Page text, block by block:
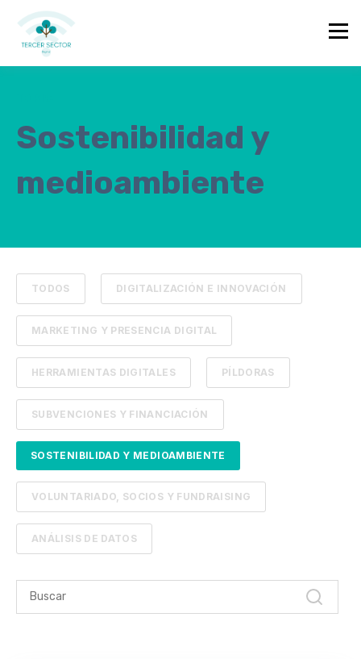
Sostenibilidad y
medioambiente
TODOS DIGITALIZACIÓN E INNOVACIÓN
MARKETING Y PRESENCIA DIGITAL
HERRAMIENTAS DIGITALES PÍLDORAS
SUBVENCIONES Y FINANCIACIÓN
SOSTENIBILIDAD Y MEDIOAMBIENTE
VOLUNTARIADO, SOCIOS Y FUNDRAISING
ANÁLISIS DE DATOS